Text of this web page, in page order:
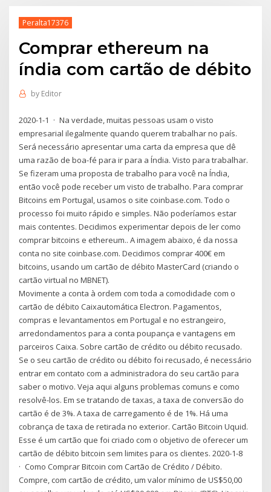
Peralta17376
Comprar ethereum na
índia com cartão de débito
by Editor
2020-1-1 · Na verdade, muitas pessoas usam o visto
empresarial ilegalmente quando querem trabalhar no país.
Será necessário apresentar uma carta da empresa que dê
uma razão de boa-fé para ir para a Índia. Visto para trabalhar.
Se fizeram uma proposta de trabalho para você na Índia,
então você pode receber um visto de trabalho. Para comprar
Bitcoins em Portugal, usamos o site coinbase.com. Todo o
processo foi muito rápido e simples. Não poderíamos estar
mais contentes. Decidimos experimentar depois de ler como
comprar bitcoins e ethereum.. A imagem abaixo, é da nossa
conta no site coinbase.com. Decidimos comprar 400€ em
bitcoins, usando um cartão de débito MasterCard (criando o
cartão virtual no MBNET).
Movimente a conta à ordem com toda a comodidade com o
cartão de débito Caixautomática Electron. Pagamentos,
compras e levantamentos em Portugal e no estrangeiro,
arredondamentos para a conta poupança e vantagens em
parceiros Caixa. Sobre cartão de crédito ou débito recusado.
Se o seu cartão de crédito ou débito foi recusado, é necessário
entrar em contato com a administradora do seu cartão para
saber o motivo. Veja aqui alguns problemas comuns e como
resolvê-los. Em se tratando de taxas, a taxa de conversão do
cartão é de 3%. A taxa de carregamento é de 1%. Há uma
cobrança de taxa de retirada no exterior. Cartão Bitcoin Uquid.
Esse é um cartão que foi criado com o objetivo de oferecer um
cartão de débito bitcoin sem limites para os clientes. 2020-1-8
· Como Comprar Bitcoin com Cartão de Crédito / Débito.
Compre, com cartão de crédito, um valor mínimo de US$50,00